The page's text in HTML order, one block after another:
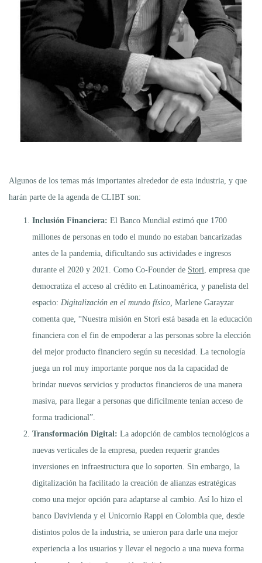
Algunos de los temas más importantes alrededor de esta industria, y que
harán parte de la agenda de CLIBT son:
Inclusión Financiera: El Banco Mundial estimó que 1700
millones de personas en todo el mundo no estaban bancarizadas
antes de la pandemia, dificultando sus actividades e ingresos
durante el 2020 y 2021. Como Co-Founder de Stori , empresa que
democratiza el acceso al crédito en Latinoamérica, y panelista del
espacio: Digitalización en el mundo físico, Marlene Garayzar
comenta que, “Nuestra misión en Stori está basada en la educación
financiera con el fin de empoderar a las personas sobre la elección
del mejor producto financiero según su necesidad. La tecnología
juega un rol muy importante porque nos da la capacidad de
brindar nuevos servicios y productos financieros de una manera
masiva, para llegar a personas que difícilmente tenían acceso de
forma tradicional”.
Transformación Digital: La adopción de cambios tecnológicos a
nuevas verticales de la empresa, pueden requerir grandes
inversiones en infraestructura que lo soporten. Sin embargo, la
digitalización ha facilitado la creación de alianzas estratégicas
como una mejor opción para adaptarse al cambio. Así lo hizo el
banco Davivienda y el Unicornio Rappi en Colombia que, desde
distintos polos de la industria, se unieron para darle una mejor
experiencia a los usuarios y llevar el negocio a una nueva forma